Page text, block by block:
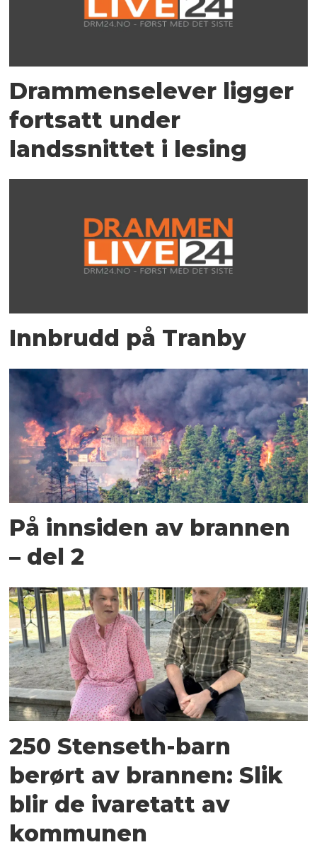
Drammenselever ligger
fortsatt under
landssnittet i lesing
Innbrudd på Tranby
På innsiden av brannen
– del 2
250 Stenseth-barn
berørt av brannen: Slik
blir de ivaretatt av
kommunen